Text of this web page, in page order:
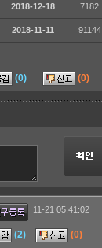
2018-12-18 7182
2018-11-11 91144
(0)
(0)